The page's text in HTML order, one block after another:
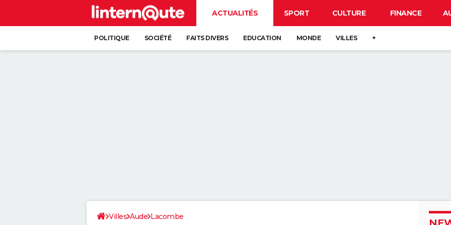
ACTUALITÉS SPORT CULTURE FINANCE
POLITIQUE SOCIÉTÉ FAITS DIVERS EDUCATION MONDE VILLES +
Villes Aude Lacombe